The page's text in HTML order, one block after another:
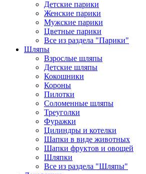
Детские парики
Женские парики
Мужские парики
Цветные парики
Все из раздела "Парики"
Шляпы
Взрослые шляпы
Детские шляпы
Кокошники
Короны
Пилотки
Соломенные шляпы
Треуголки
Фуражки
Цилиндры и котелки
Шапки в виде животных
Шапки фруктов и овощей
Шляпки
Все из раздела "Шляпы"